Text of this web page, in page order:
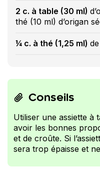
2 c. à table (30 ml)
thé (10 ml) d’origan
¼ c. à thé (1,25 ml)
Conseils
Utiliser une assiette à
avoir les bonnes
et de croûte. Si
sera trop épaisse et